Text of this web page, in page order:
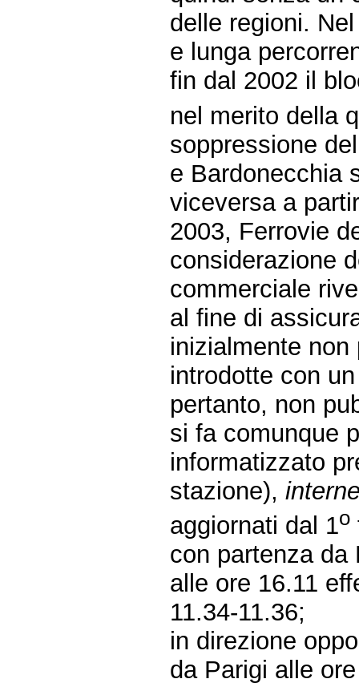
delle regioni.
e lunga
fin dal 2002 il
nel merito della
soppressione
e Bardonecchia
viceversa a
2003, Ferrovie
considerazione
commerciale
al fine di
inizialmente
introdotte con
pertanto, non
si fa comunque
informatizzato
stazione),
aggiornati dal 1o
con partenza da
alle ore 16.11
11.34-11.36;
in direzione
da Parigi alle